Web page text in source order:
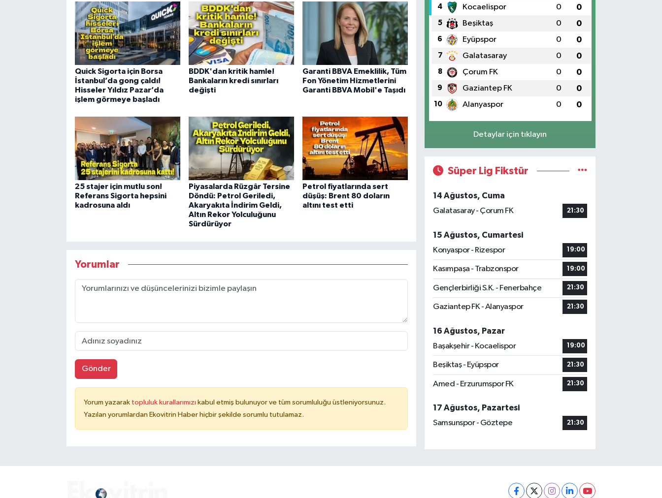
Quick Sigorta için Borsa
İstanbul’da gong çaldı!
Hisseler Yıldız Pazar’da
işlem görmeye başladı
BDDK'dan kritik hamle!
Bankaların kredi sınırları
değişti
Garanti BBVA Emeklilik, Tüm
Fon Yönetim Hizmetlerini
Garanti BBVA Mobil'e Taşıdı
25 stajer için mutlu son!
Referans Sigorta hepsini
kadrosuna aldı
Piyasalarda Rüzgâr Tersine
Döndü: Petrol Geriledi,
Akaryakıta İndirim Geldi,
Altın Rekor Yolculuğunu
Sürdürüyor
Petrol fiyatlarında sert
düşüş: Brent 80 doların
altını test etti
Yorumlar
Gönder
Yorum yazarak topluluk kurallarımızı kabul etmiş bulunuyor ve tüm sorumluluğu üstleniyorsunuz.
Yazılan yorumlardan Ekovitrin Haber hiçbir şekilde sorumlu tutulamaz.
4 Kocaelispor 0 0
5 Beşiktaş 0 0
6 Eyüpspor 0 0
7 Galatasaray 0 0
8 Çorum FK 0 0
9 Gaziantep FK 0 0
10 Alanyaspor 0 0
Detaylar için tıklayın
Süper Lig Fikstür
14 Ağustos, Cuma
Galatasaray - Çorum FK
21:30
15 Ağustos, Cumartesi
Konyaspor - Rizespor
19:00
Kasımpaşa - Trabzonspor 19:00
Gençlerbirliği S.K. - Fenerbahçe 21:30
Gaziantep FK - Alanyaspor 21:30
16 Ağustos, Pazar
Başakşehir - Kocaelispor
19:00
Beşiktaş - Eyüpspor 21:30
Amed - Erzurumspor FK 21:30
17 Ağustos, Pazartesi
Samsunspor - Göztepe
21:30